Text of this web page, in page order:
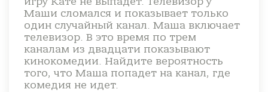
Маши сломался и показывает только
один случайный канал. Маша включает
телевизор. В это время по трем
каналам из двадцати показывают
кинокомедии. Найдите вероятность
того, что Маша попадет на канал, где
комедия не идет.